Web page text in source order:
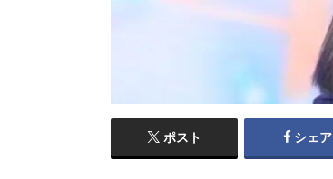
ポスト シェア